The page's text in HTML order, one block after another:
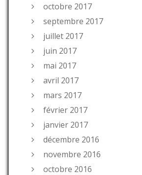
octobre 2017
septembre 2017
juillet 2017
juin 2017
mai 2017
avril 2017
mars 2017
février 2017
janvier 2017
décembre 2016
novembre 2016
octobre 2016